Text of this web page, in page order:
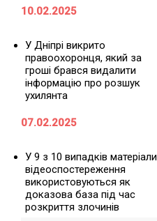
10.02.2025
У Дніпрі викрито
правоохоронця, який за
гроші брався видалити
інформацію про розшук
ухилянта
07.02.2025
У 9 з 10 випадків матеріали
відеоспостереження
використовуються як
доказова база під час
розкриття злочинів